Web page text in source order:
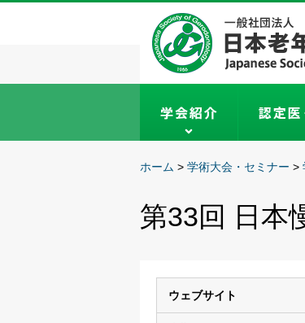
ホーム > 学術大会・セミナー >
第33回 日本
ウェブサイト